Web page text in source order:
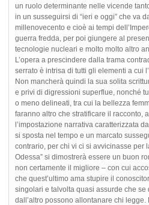
un ruolo determinante nelle vicende
in un susseguirsi di “ieri e oggi” che va
millenovecento e cioè ai tempi
guerra fredda, per poi giungere al
tecnologie nucleari e molto molto altro
L’opera a prescindere dalla trama
serrato è intrisa di tutti gli elementi a cui
Non mancherà quindi la sua solita
e privi di digressioni superflue, nonché
o meno delineati, tra cui la bellezza
faranno altro che stratificare il racconto,
l’impostazione narrativa caratterizzata
si sposta nel tempo e un marcato
contrario, per chi vi ci si avvicinasse per
Odessa” si dimostrerà essere un buon
non certamente il migliore – con cui
che quest’ultimo ama stupire il
singolari e talvolta quasi assurde che
dall’altro possono allontanare chi